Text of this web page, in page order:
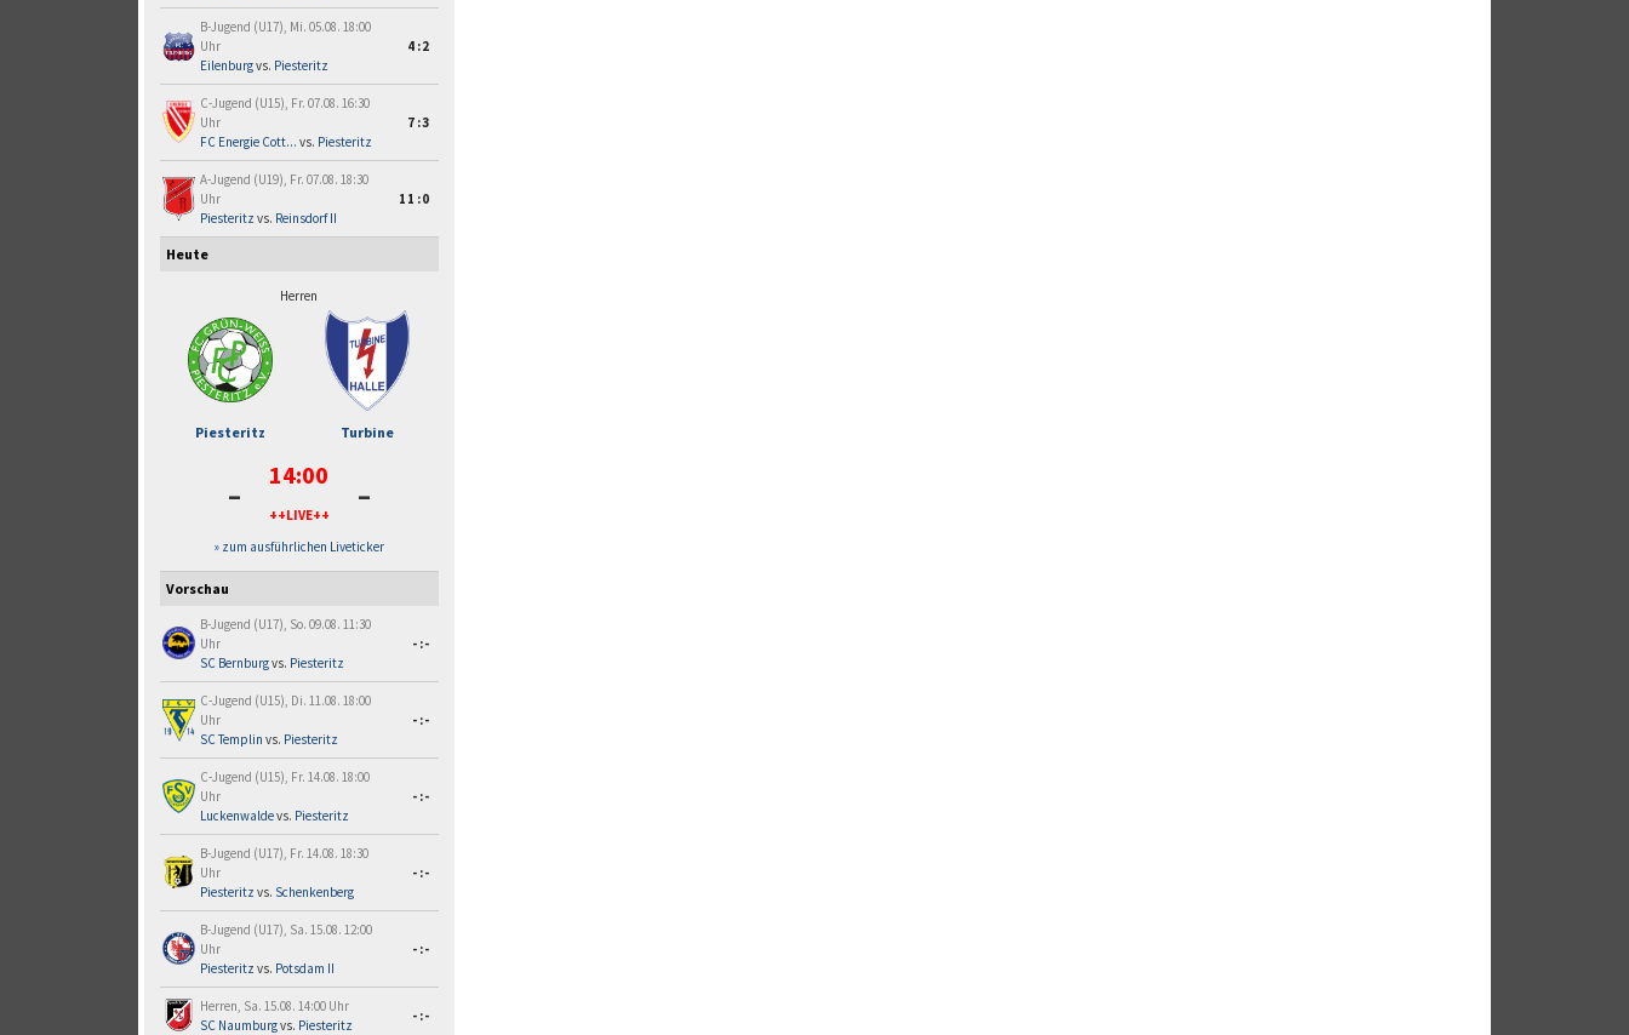
B-Jugend (U17), Mi. 05.08. 18:00
Uhr
Eilenburgvs. Piesteritz
4:2
C-Jugend (U15), Fr. 07.08. 16:30
Uhr
FC Energie Cott... vs. Piesteritz
7:3
A-Jugend (U19), Fr. 07.08. 18:30
Uhr
Piesteritz vs. Reinsdorf II
11:0
Heute
Herren
Piesteritz Turbine
- 14:00
++LIVE++ -
» zum ausführlichen Liveticker
Vorschau
B-Jugend (U17), So. 09.08. 11:30
Uhr
SC Bernburgvs. Piesteritz
-:-
C-Jugend (U15), Di. 11.08. 18:00
Uhr
SC Templin vs. Piesteritz
-:-
C-Jugend (U15), Fr. 14.08. 18:00
Uhr
Luckenwaldevs. Piesteritz
-:-
B-Jugend (U17), Fr. 14.08. 18:30
Uhr
Piesteritz vs. Schenkenberg
-:-
B-Jugend (U17), Sa. 15.08. 12:00
Uhr
Piesteritz vs. Potsdam II
-:-
Herren, Sa. 15.08. 14:00 Uhr
SC Naumburgvs. Piesteritz
-:-